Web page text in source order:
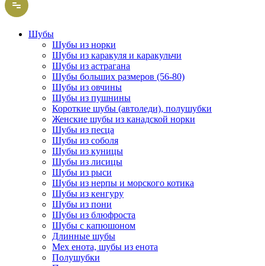
Шубы
Шубы из норки
Шубы из каракуля и каракульчи
Шубы из астрагана
Шубы больших размеров (56-80)
Шубы из овчины
Шубы из пушнины
Короткие шубы (автоледи), полушубки
Женские шубы из канадской норки
Шубы из песца
Шубы из соболя
Шубы из куницы
Шубы из лисицы
Шубы из рыси
Шубы из нерпы и морского котика
Шубы из кенгуру
Шубы из пони
Шубы из блюфроста
Шубы с капюшоном
Длинные шубы
Мех енота, шубы из енота
Полушубки